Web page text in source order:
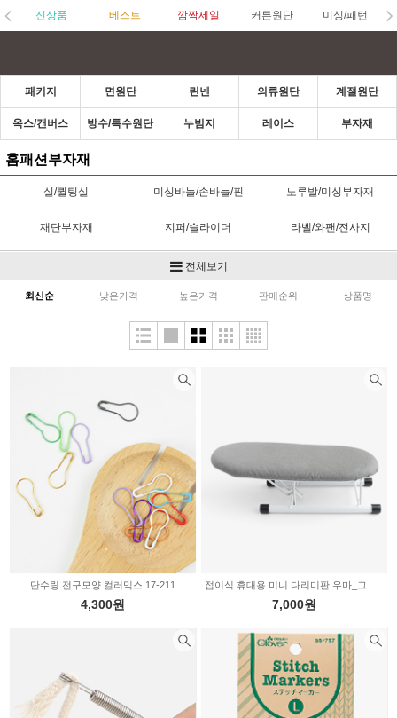
신상품 베스트 깜짝세일 커튼원단 미싱/패턴
패키지 면원단 린넨 의류원단 계절원단
옥스/캔버스 방수/특수원단 누빔지 레이스 부자재
홈패션부자재
실/퀼팅실 미싱바늘/손바늘/핀 노루발/미싱부자재
재단부자재 지퍼/슬라이더 라벨/와팬/전사지
단추/수입단추
접착제/심지 가방부자재 스탬프/잉크/펜
카드/통장속지/실패
인형부자재
비즈/수술/솜방울 커튼부자재 솜/이불솜/보충제
전체보기
최신순 낮은가격 높은가격 판매순위 상품명
단수링 전구모양 컬러믹스 17-211
4,300원 7,000원